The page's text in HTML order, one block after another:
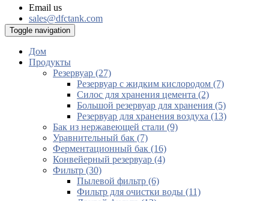
Email us
sales@dfctank.com
Toggle navigation
Дом
Продукты
Резервуар (27)
Резервуар с жидким кислородом (7)
Силос для хранения цемента (2)
Большой резервуар для хранения (5)
Резервуар для хранения воздуха (13)
Бак из нержавеющей стали (9)
Уравнительный бак (7)
Ферментационный бак (16)
Конвейерный резервуар (4)
Фильтр (30)
Пылевой фильтр (6)
Фильтр для очистки воды (11)